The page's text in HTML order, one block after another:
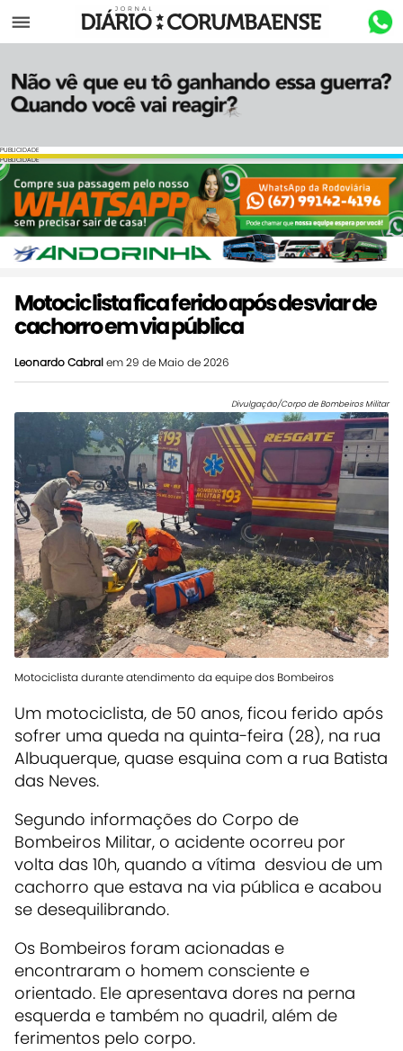
Menu
PUBLICIDADE
PUBLICIDADE
Motociclista fica ferido após desviar de
cachorro em via pública
Leonardo Cabralem 29 de Maio de 2026
Divulgação/Corpo de Bombeiros Militar
Motociclista durante atendimento da equipe dos Bombeiros
Um motociclista, de 50 anos, ficou ferido após
sofrer uma queda na quinta-feira (28), na rua
Albuquerque, quase esquina com a rua Batista
das Neves.
Segundo informações do Corpo de
Bombeiros Militar, o acidente ocorreu por
volta das 10h, quando a vítima desviou de um
cachorro que estava na via pública e acabou
se desequilibrando.
Os Bombeiros foram acionadas e
encontraram o homem consciente e
orientado. Ele apresentava dores na perna
esquerda e também no quadril, além de
ferimentos pelo corpo.